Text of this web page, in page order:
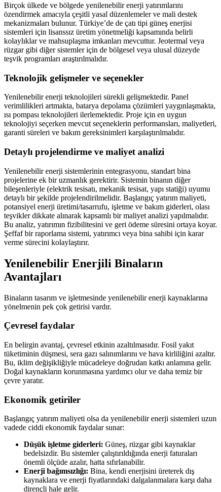
Birçok ülkede ve bölgede yenilenebilir enerji yatırımlarını
özendirmek amacıyla çeşitli yasal düzenlemeler ve mali destek
mekanizmaları bulunur. Türkiye’de de çatı tipi güneş enerjisi
sistemleri için lisanssız üretim yönetmeliği kapsamında belirli
kolaylıklar ve mahsuplaşma imkanları mevcuttur. Jeotermal veya
rüzgar gibi diğer sistemler için de bölgesel veya ulusal düzeyde
teşvik programları araştırılmalıdır.
Teknolojik gelişmeler ve seçenekler
Yenilenebilir enerji teknolojileri sürekli gelişmektedir. Panel
verimlilikleri artmakta, batarya depolama çözümleri yaygınlaşmakta,
ısı pompası teknolojileri ilerlemektedir. Proje için en uygun
teknolojiyi seçerken mevcut seçeneklerin performansları, maliyetleri,
garanti süreleri ve bakım gereksinimleri karşılaştırılmalıdır.
Detaylı projelendirme ve maliyet analizi
Yenilenebilir enerji sistemlerinin entegrasyonu, standart bina
projelerine ek bir uzmanlık gerektirir. Sistemin binanın diğer
bileşenleriyle (elektrik tesisatı, mekanik tesisat, yapı statiği) uyumu
detaylı bir şekilde projelendirilmelidir. Başlangıç yatırım maliyeti,
potansiyel enerji üretimi/tasarrufu, işletme ve bakım giderleri, olası
teşvikler dikkate alınarak kapsamlı bir maliyet analizi yapılmalıdır.
Bu analiz, yatırımın fizibilitesini ve geri ödeme süresini ortaya koyar.
Şeffaf bir raporlama sistemi, yatırımcı veya bina sahibi için karar
verme sürecini kolaylaştırır.
Yenilenebilir Enerjili Binaların
Avantajları
Binaların tasarım ve işletmesinde yenilenebilir enerji kaynaklarına
yönelmenin pek çok getirisi vardır.
Çevresel faydalar
En belirgin avantaj, çevresel etkinin azaltılmasıdır. Fosil yakıt
tüketiminin düşmesi, sera gazı salınımlarını ve hava kirliliğini azaltır.
Bu, iklim değişikliğiyle mücadeleye doğrudan katkı anlamına gelir.
Doğal kaynakların korunmasına yardımcı olur ve daha temiz bir
çevre yaratır.
Ekonomik getiriler
Başlangıç yatırım maliyeti olsa da yenilenebilir enerji sistemleri uzun
vadede ciddi ekonomik faydalar sunar:
Düşük işletme giderleri: Güneş, rüzgar gibi kaynaklar
bedelsizdir. Bu sistemler çalıştırıldığında enerji faturaları
önemli ölçüde azalır, hatta sıfırlanabilir.
Enerji bağımsızlığı: Bina, kendi enerjisini üreterek dış
kaynaklara ve enerji fiyatlarındaki dalgalanmalara karşı daha
dirençli hale gelir.